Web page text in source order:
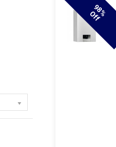
9
8
% O
F
F